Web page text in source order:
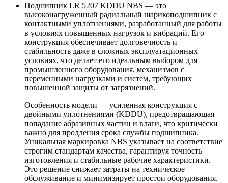
Подшипник LR 5207 KDDU NBS — это
высоконагруженный радиальный шарикоподшипник с
контактными уплотнениями, разработанный для работы
в условиях повышенных нагрузок и вибраций. Его
конструкция обеспечивает долговечность и
стабильность даже в сложных эксплуатационных
условиях, что делает его идеальным выбором для
промышленного оборудования, механизмов с
переменными нагрузками и систем, требующих
повышенной защиты от загрязнений.
Особенность модели — усиленная конструкция с
двойными уплотнениями (KDDU), предотвращающая
попадание абразивных частиц и влаги, что критически
важно для продления срока службы подшипника.
Уникальная маркировка NBS указывает на соответствие
строгим стандартам качества, гарантируя точность
изготовления и стабильные рабочие характеристики.
Это решение снижает затраты на техническое
обслуживание и минимизирует простои оборудования.